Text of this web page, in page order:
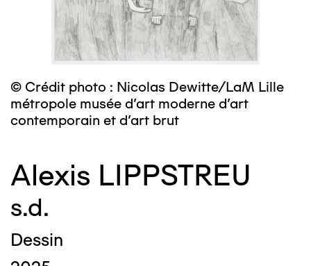
© Crédit photo : Nicolas Dewitte/LaM Lille
métropole musée d’art moderne d’art
contemporain et d’art brut
Alexis LIPPSTREU
s.d.
Dessin